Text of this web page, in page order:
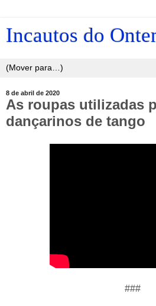
Incautos do
8 de abril de 2020
As roupas utilizadas
dançarinos de tango
###